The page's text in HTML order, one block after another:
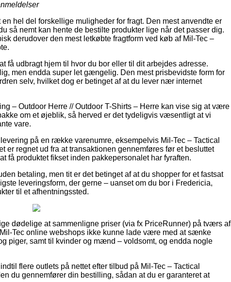
hel del forskellige muligheder for fragt. Den mest anvendte er
så nemt kan hente de bestilte produkter lige når det passer dig.
derudover den mest letkøbte fragtform ved køb af Mil-Tec –
få udbragt hjem til hvor du bor eller til dit arbejdes adresse.
men endda super let gængelig. Den mest prisbevidste form for
selv, hvilket dog er betinget af at du lever nær internet
– Outdoor Herre // Outdoor T-Shirts – Herre kan vise sig at være
om et øjeblik, så herved er det tydeligvis væsentligt at vi
vare.
på en række varenumre, eksempelvis Mil-Tec – Tactical
er regnet ud fra at transaktionen gennemføres før et besluttet
få produktet fikset inden pakkepersonalet har fyraften.
betaling, men tit er det betinget af at du shopper for et fastsat
leveringsform, der gerne – uanset om du bor i Fredericia,
til et afhentningssted.
dødelige at sammenligne priser (via fx PriceRunner) på tværs af
Tec online webshops ikke kunne lade være med at sænke
piger, samt til kvinder og mænd – voldsomt, og endda nogle
flere outlets på nettet efter tilbud på Mil-Tec – Tactical
du gennemfører din bestilling, sådan at du er garanteret at